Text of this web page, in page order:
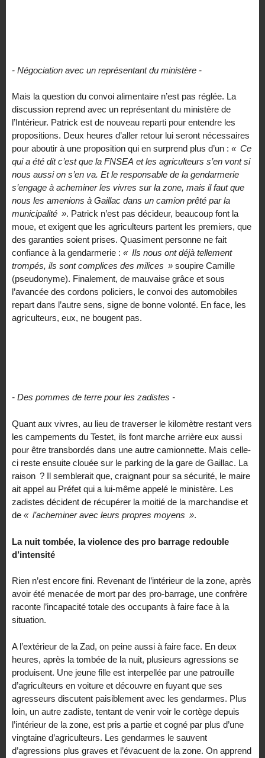
- Négociation avec un représentant du ministère -
Mais la question du convoi alimentaire n’est pas réglée. La
discussion reprend avec un représentant du ministère de
l’Intérieur. Patrick est de nouveau reparti pour entendre les
propositions. Deux heures d’aller retour lui seront nécessaires
pour aboutir à une proposition qui en surprend plus d’un : « Ce
qui a été dit c’est que la FNSEA et les agriculteurs s’en vont si
nous aussi on s’en va. Et le responsable de la gendarmerie
s’engage à acheminer les vivres sur la zone, mais il faut que
nous les amenions à Gaillac dans un camion prêté par la
municipalité ». Patrick n’est pas décideur, beaucoup font la
moue, et exigent que les agriculteurs partent les premiers, que
des garanties soient prises. Quasiment personne ne fait
confiance à la gendarmerie : « Ils nous ont déjà tellement
trompés, ils sont complices des milices » soupire Camille
(pseudonyme). Finalement, de mauvaise grâce et sous
l’avancée des cordons policiers, le convoi des automobiles
repart dans l’autre sens, signe de bonne volonté. En face, les
agriculteurs, eux, ne bougent pas.
- Des pommes de terre pour les zadistes -
Quant aux vivres, au lieu de traverser le kilomètre restant vers
les campements du Testet, ils font marche arrière eux aussi
pour être transbordés dans une autre camionnette. Mais celle-
ci reste ensuite clouée sur le parking de la gare de Gaillac. La
raison ? Il semblerait que, craignant pour sa sécurité, le maire
ait appel au Préfet qui a lui-même appelé le ministère. Les
zadistes décident de récupérer la moitié de la marchandise et
de « l’acheminer avec leurs propres moyens ».
La nuit tombée, la violence des pro barrage redouble
d’intensité
Rien n’est encore fini. Revenant de l’intérieur de la zone, après
avoir été menacée de mort par des pro-barrage, une confrère
raconte l’incapacité totale des occupants à faire face à la
situation.
A l’extérieur de la Zad, on peine aussi à faire face. En deux
heures, après la tombée de la nuit, plusieurs agressions se
produisent. Une jeune fille est interpellée par une patrouille
d’agriculteurs en voiture et découvre en fuyant que ses
agresseurs discutent paisiblement avec les gendarmes. Plus
loin, un autre zadiste, tentant de venir voir le cortège depuis
l’intérieur de la zone, est pris a partie et cogné par plus d’une
vingtaine d’agriculteurs. Les gendarmes le sauvent
d’agressions plus graves et l’évacuent de la zone. On apprend